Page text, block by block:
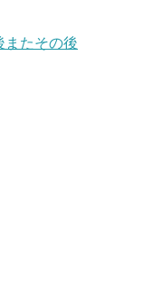
またその後